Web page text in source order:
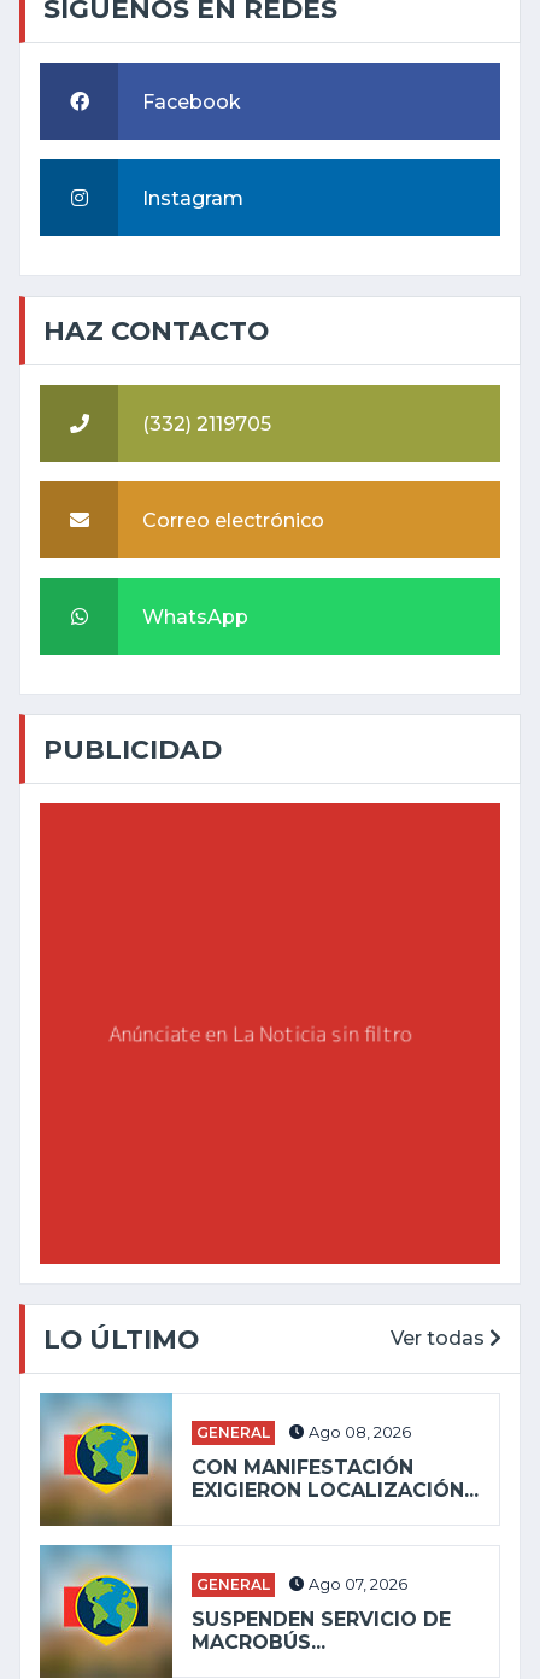
SÍGUENOS EN REDES
Facebook
Instagram
HAZ CONTACTO
(332) 2119705
Correo electrónico
WhatsApp
PUBLICIDAD
LO ÚLTIMO Ver todas
GENERAL Ago 08, 2026
CON MANIFESTACIÓN
EXIGIERON LOCALIZACIÓN...
GENERAL Ago 07, 2026
SUSPENDEN SERVICIO DE
MACROBÚS...